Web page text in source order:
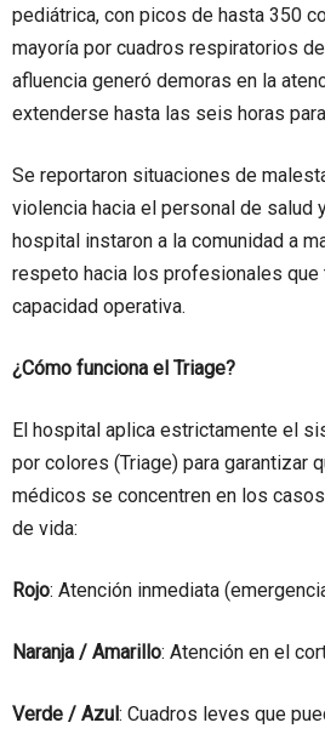
pediátrica, con picos de hasta 350
mayoría por cuadros respiratorios
afluencia generó demoras en la
extenderse hasta las seis horas
Se reportaron situaciones de
violencia hacia el personal de salud
hospital instaron a la comunidad a
respeto hacia los profesionales que
capacidad operativa.
¿Cómo funciona el Triage?
El hospital aplica estrictamente el
por colores (Triage) para garantizar
médicos se concentren en los
de vida:
Rojo: Atención inmediata
Naranja / Amarillo: Atención en el
Verde / Azul : Cuadros leves que